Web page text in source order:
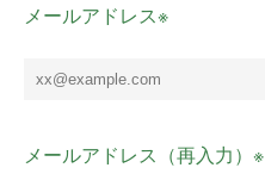
メールアドレス※
メールアドレス（再入力）※